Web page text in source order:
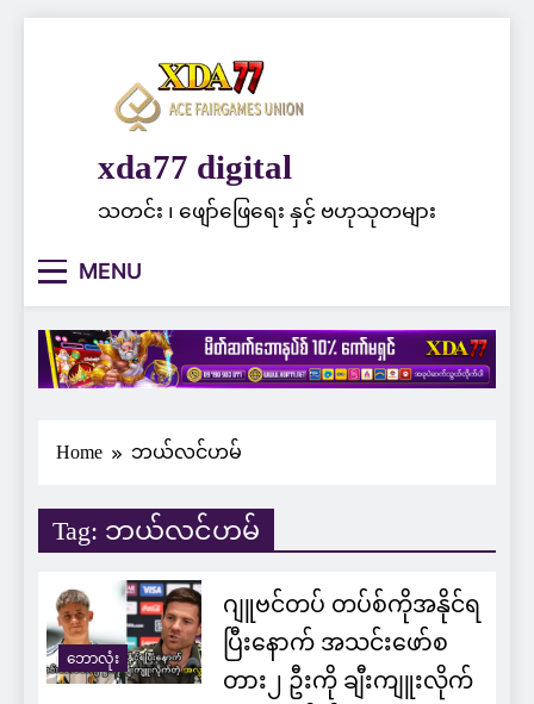
xda77 digital
သတင်း ၊ ဖျော်ဖြေရေး နှင့် ဗဟုသုတများ
MENU
Home ဘယ်လင်ဟမ်
Tag: ဘယ်လင်ဟမ်
ဘောလုံး
ဂျူဗင်တပ် တပ်စ်ကိုအနိုင်ရ
ပြီးနောက် အသင်းဖော်စ
တား၂ ဦးကို ချီးကျူးလိုက်